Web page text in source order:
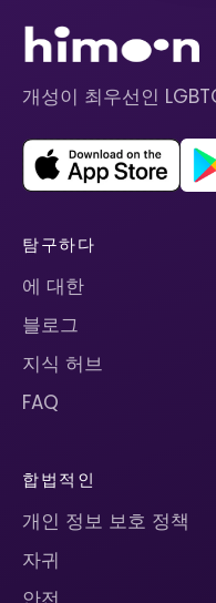
개성이 최우선인
탐구하다
에 대한
블로그
지식 허브
FAQ
합법적인
개인 정보 보호 정책
자귀